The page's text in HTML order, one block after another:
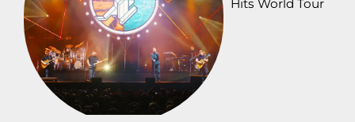
Hits World Tour